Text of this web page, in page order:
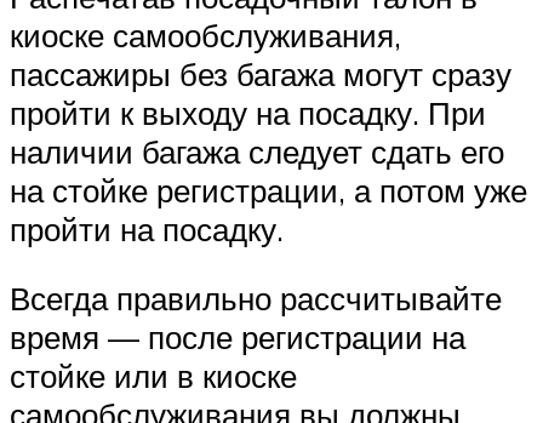
киоске самообслуживания,
пассажиры без багажа могут сразу
пройти к выходу на посадку. При
наличии багажа следует сдать его
на стойке регистрации, а потом уже
пройти на посадку.
Всегда правильно рассчитывайте
время — после регистрации на
стойке или в киоске
самообслуживания вы должны